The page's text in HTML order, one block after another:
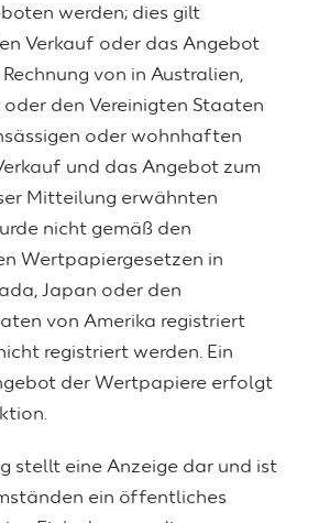
werden; dies gilt
Verkauf oder das Angebot
von in Australien,
oder den Vereinigten Staaten
oder wohnhaften
und das Angebot zum
Mitteilung erwähnten
nicht gemäß den
Wertpapiergesetzen in
Japan oder den
von Amerika registriert
registriert werden. Ein
der Wertpapiere erfolgt
stellt eine Anzeige dar und ist
ein öffentliches